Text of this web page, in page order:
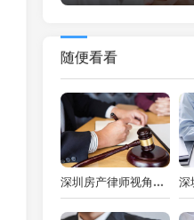
随便看看
深圳房产律师视角下：承租人能否提前解约房屋租赁合同